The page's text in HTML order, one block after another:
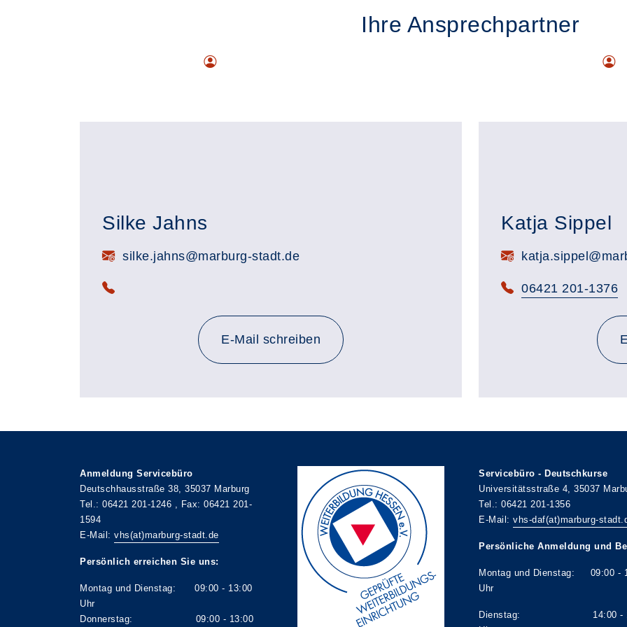
Ihre Ansprechpartner
Silke Jahns
E-Mail:silke.jahns@marburg-stadt.de
Telefon:
E-Mail schreiben
Katja Sippel
E-Mail:
Telefon:
06421 201-1376
Anmeldung Servicebüro
Deutschhausstraße 38, 35037 Marburg
Tel.: 06421 201-1246 , Fax: 06421 201-
1594
E-Mail: vhs(at)marburg-stadt.de
Persönlich erreichen Sie uns:
Montag und Dienstag: 09:00 - 13:00
Uhr
Donnerstag: 09:00 - 13:00
Servicebüro - Deutschkurse
Universitätsstraße 4, 35037
Tel.: 06421 201-1356
E-Mail: vhs-daf(at)marburg-
Persönliche Anmeldung und
Montag und Dienstag: 09:00 -
Uhr
Dienstag: 14:00 -